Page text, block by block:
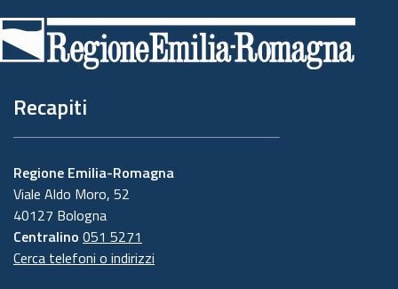
di
pagina
Recapiti
Regione Emilia-Romagna
Viale Aldo Moro, 52
40127 Bologna
Centralino 051 5271
Cerca telefoni o indirizzi